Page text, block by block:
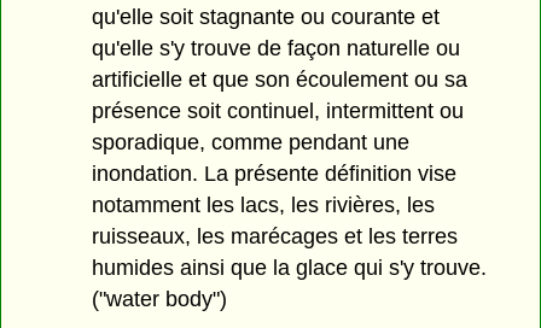
qu'elle soit stagnante ou courante et
qu'elle s'y trouve de façon naturelle ou
artificielle et que son écoulement ou sa
présence soit continuel, intermittent ou
sporadique, comme pendant une
inondation. La présente définition vise
notamment les lacs, les rivières, les
ruisseaux, les marécages et les terres
humides ainsi que la glace qui s'y trouve.
("water body")